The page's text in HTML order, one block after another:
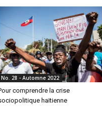
No. 28 - Automne 2022
comprendre la crise
haïtienne